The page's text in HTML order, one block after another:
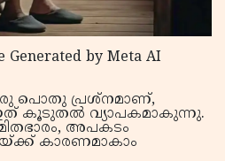
Generated by Meta AI
പൊതു പ്രശ്നമാണ്,
കൂടുതൽ വ്യാപകമാകുന്നു.
അപകടം
കാരണമാകാം